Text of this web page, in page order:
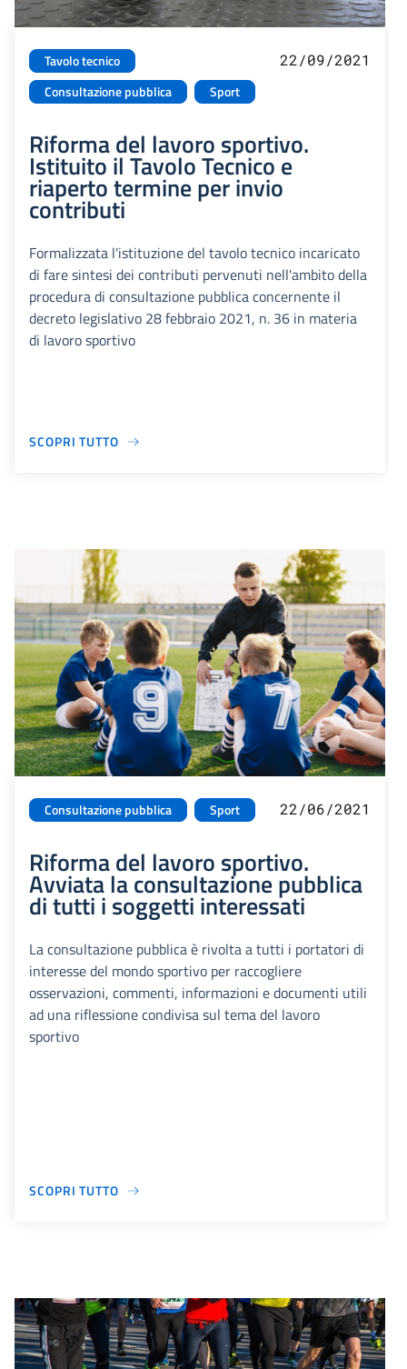
Tavolo tecnico
Consultazione pubblica
Sport
22/09/2021
Riforma del lavoro sportivo.
Istituito il Tavolo Tecnico e
riaperto termine per invio
contributi
Formalizzata l'istituzione del tavolo tecnico incaricato
di fare sintesi dei contributi pervenuti nell'ambito della
procedura di consultazione pubblica concernente il
decreto legislativo 28 febbraio 2021, n. 36 in materia
di lavoro sportivo
SCOPRI TUTTO
Consultazione pubblica Sport 22/06/2021
Riforma del lavoro sportivo.
Avviata la consultazione pubblica
di tutti i soggetti interessati
La consultazione pubblica è rivolta a tutti i portatori di
interesse del mondo sportivo per raccogliere
osservazioni, commenti, informazioni e documenti utili
ad una riflessione condivisa sul tema del lavoro
sportivo
SCOPRI TUTTO